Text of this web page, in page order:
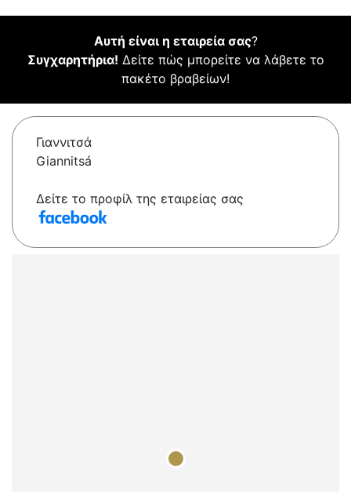
Αυτή είναι η εταιρεία σας?
Συγχαρητήρια! Δείτε πώς μπορείτε να λάβετε το
πακέτο βραβείων!
Γιαννιτσά
Giannitsá
Δείτε το προφίλ της εταιρείας σας